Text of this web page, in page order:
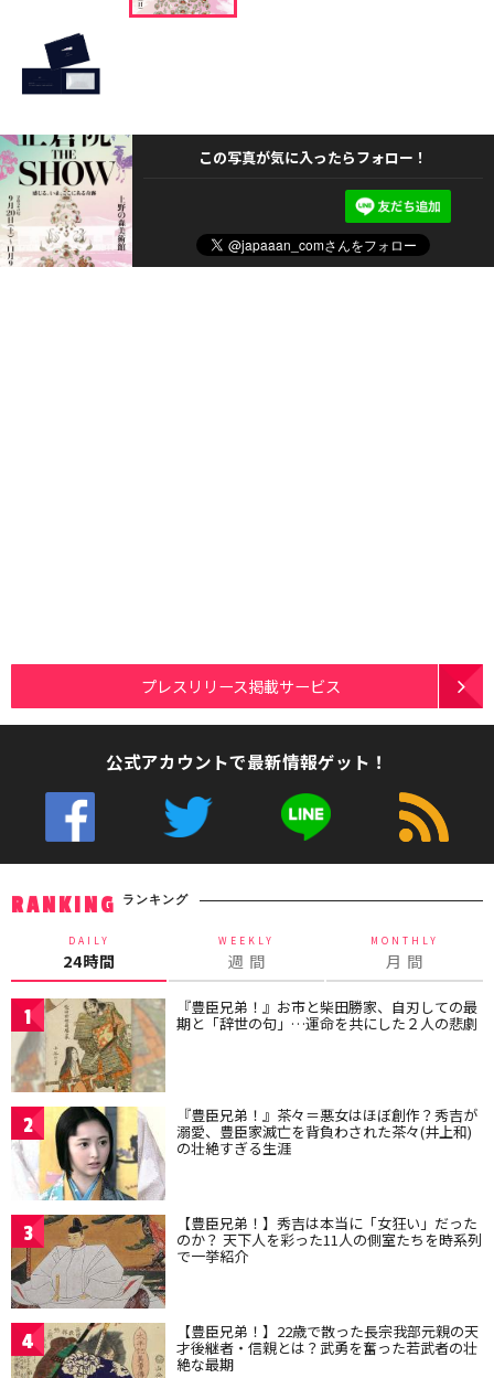
この写真が気に入ったらフォロー！
プレスリリース掲載サービス
公式アカウントで最新情報ゲット！
RANKING ランキング
DAILY
24時間
WEEKLY
週 間
MONTHLY
月 間
1 『豊臣兄弟！』お市と柴田勝家、自刃しての最
期と「辞世の句」…運命を共にした２人の悲劇
2 『豊臣兄弟！』茶々＝悪女はほぼ創作？秀吉が
溺愛、豊臣家滅亡を背負わされた茶々(井上和)
の壮絶すぎる生涯
3 【豊臣兄弟！】秀吉は本当に「女狂い」だった
のか？ 天下人を彩った11人の側室たちを時系列
で一挙紹介
4 【豊臣兄弟！】22歳で散った長宗我部元親の天
才後継者・信親とは？武勇を奮った若武者の壮
絶な最期